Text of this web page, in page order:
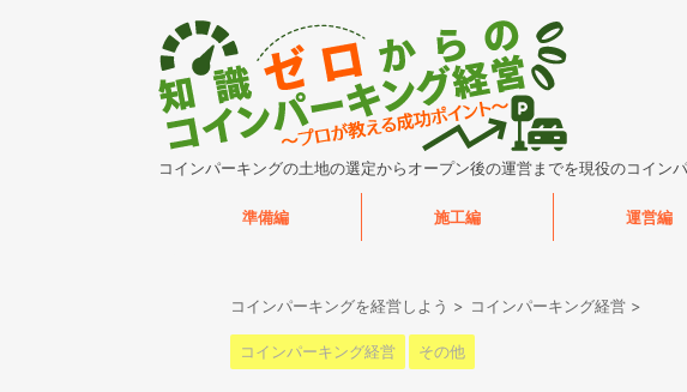
コインパーキングの土地の選定からオープン後の運営までを現役のコイン
準備編 施工編 運営編
コインパーキングを経営しよう > コインパーキング経営 >
コインパーキング経営 その他